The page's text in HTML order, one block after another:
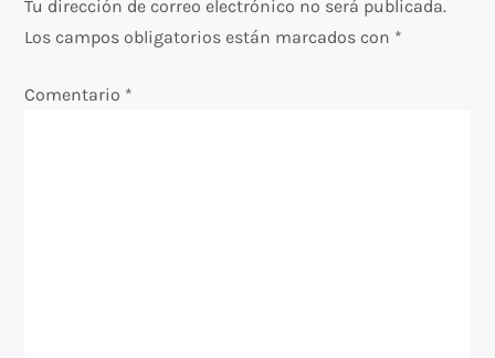
a
c
Tu dirección de correo electrónico no será publicada.
Los campos obligatorios están marcados con *
Comentario *